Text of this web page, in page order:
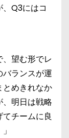
Q3にはコ
望む形でレ
ランスが運
とめきれなか
明日は戦略
チームに良